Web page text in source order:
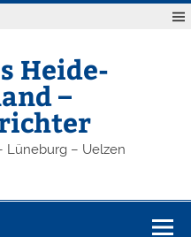
Heide-
–
Lüneburg – Uelzen